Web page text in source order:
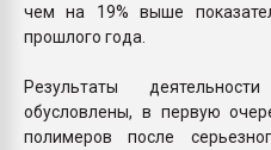
чем на 19% выше
прошлого года.
Результаты
обусловлены, в первую
полимеров после